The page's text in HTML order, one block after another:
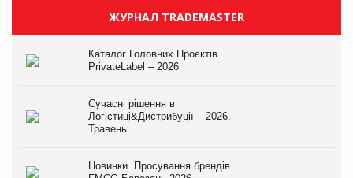
ЖУРНАЛ TRADEMASTER
Каталог Головних Проєктів
PrivateLabel – 2026
Сучасні рішення в
Логістиці&Дистрибуції – 2026.
Травень
Новинки. Просування брендів